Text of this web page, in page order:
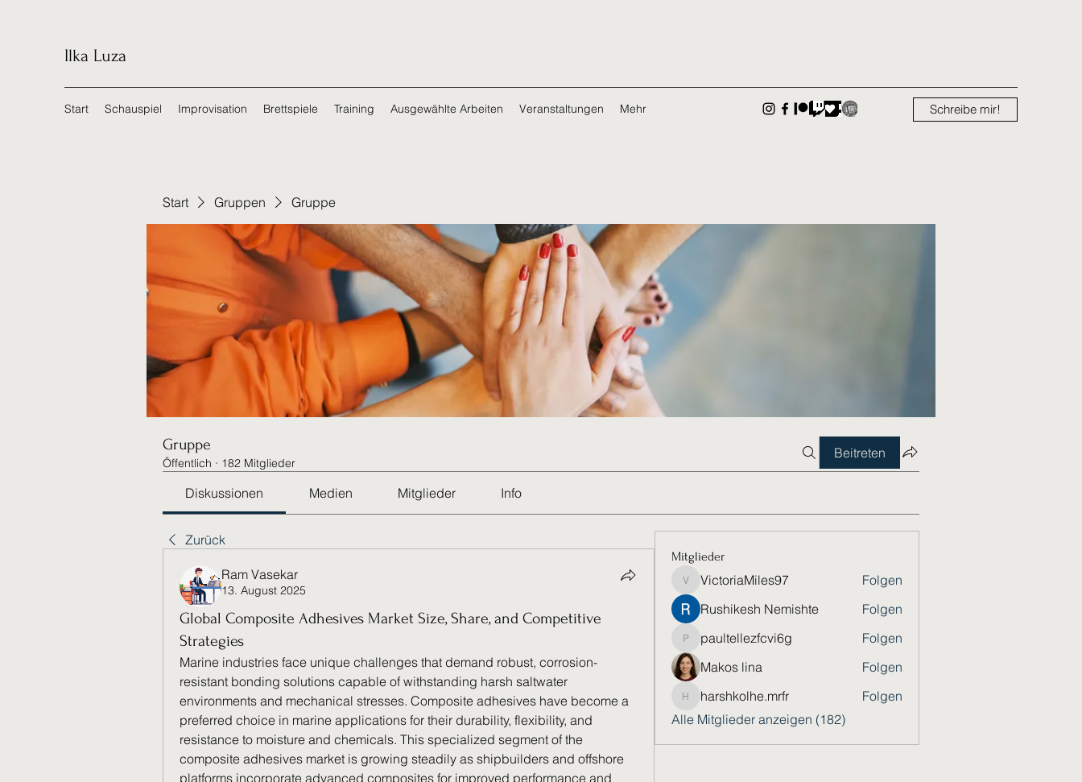
Ilka Luza
Start Schauspiel Improvisation Brettspiele Training Ausgewählte Arbeiten Veranstaltungen Mehr Schreibe mir!
Start Gruppen Gruppe
Gruppe
Öffentlich · 182 Mitglieder
Beitreten
Diskussionen Medien Mitglieder Info
Zurück
Ram Vasekar
13. August 2025
Global Composite Adhesives Market Size, Share, and Competitive
Strategies
Marine industries face unique challenges that demand robust, corrosion-
resistant bonding solutions capable of withstanding harsh saltwater
environments and mechanical stresses. Composite adhesives have become a
preferred choice in marine applications for their durability, flexibility, and
resistance to moisture and chemicals. This specialized segment of the
composite adhesives market is growing steadily as shipbuilders and offshore
platforms incorporate advanced composites for improved performance and
Mitglieder
VictoriaMiles97
VictoriaMiles97
Folgen
Rushikesh Nemishte
Folgen
paultellezfcvi6g
paultellezfcvi6g
Folgen
Makos lina
Folgen
harshkolhe.mrfr
harshkolhe.mrfr
Folgen
Alle Mitglieder anzeigen (182)